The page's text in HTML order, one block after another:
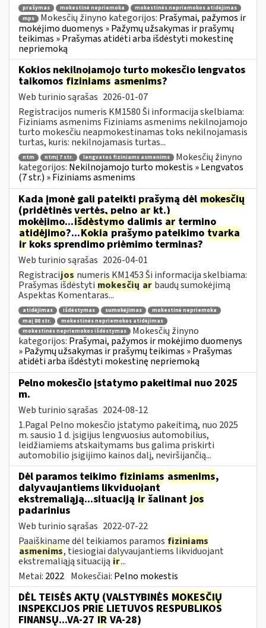
prašymas mokestinė nepriemoka
mokestinės nepriemokos atidėjimas
mps
Mokesčių žinyno kategorijos: Prašymai, pažymos ir
mokėjimo duomenys » Pažymų užsakymas ir prašymų
teikimas » Prašymas atidėti arba išdėstyti mokestinę
nepriemoką
Kokios nekilnojamojo turto mokesčio lengvatos
taikomos fiziniams asmenims?
Web turinio sąrašas 2026-01-07
Registracijos numeris KM1580 Ši informacija skelbiama:
Fiziniams asmenims Fiziniams asmenims nekilnojamojo
turto mokesčiu neapmokestinamas toks nekilnojamasis
turtas, kuris: nekilnojamasis turtas...
ntm ntmį 7 str. lengvatos fiziniams asmenims
Mokesčių žinyno
kategorijos: Nekilnojamojo turto mokestis » Lengvatos
(7 str.) » Fiziniams asmenims
Kada įmonė gali pateikti prašymą dėl mokesčių
(pridėtinės vertės, pelno ar kt.)
mokėjimo...išdėstymo dalimis ar termino
atidėjimo?...Kokiaprašymo pateikimo tvarka
irkoks sprendimo priėmimo terminas?
Web turinio sąrašas 2026-04-01
Registracijos numeris KM1453 Ši informacija skelbiama:
Prašymas išdėstyti mokesčių ar baudų sumokėjimą
Aspektas Komentaras...
atidėjimas išdėstymas sumokėjimas
mokestinė nepriemoka
maį 88 str.
mokestinės nepriemokos atidėjimas
mokestinės nepriemokos išdėstymas
Mokesčių žinyno
kategorijos: Prašymai, pažymos ir mokėjimo duomenys
» Pažymų užsakymas ir prašymų teikimas » Prašymas
atidėti arba išdėstyti mokestinę nepriemoką
Pelno mokesčio įstatymo pakeitimai nuo 2025
m.
Web turinio sąrašas 2024-08-12
1.Pagal Pelno mokesčio įstatymo pakeitimą, nuo 2025
m. sausio 1 d. įsigijus lengvuosius automobilius,
leidžiamiems atskaitymams bus galima priskirti
automobilio įsigijimo kainos dalį, neviršijančią...
Dėl paramos teikimo fiziniams asmenims,
dalyvaujantiems likviduojant
ekstremaliąją...situaciją ir šalinant jos
padarinius
Web turinio sąrašas 2022-07-22
Paaiškiname dėl teikiamos paramos fiziniams
asmenims, tiesiogiai dalyvaujantiems likviduojant
ekstremaliąją situaciją ir...
Metai: 2022 Mokesčiai: Pelno mokestis
DĖL TEISĖS AKTŲ (VALSTYBINĖS MOKESČIŲ
INSPEKCIJOS PRIE LIETUVOS RESPUBLIKOS
FINANSŲ...VA-27 IR VA-28)